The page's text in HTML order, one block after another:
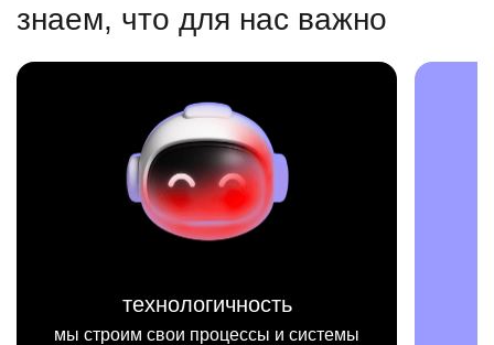
знаем, что для нас важно
технологичность
мы строим свои процессы и системы